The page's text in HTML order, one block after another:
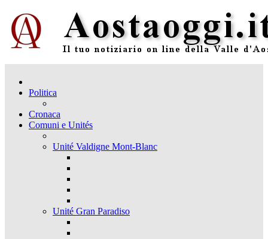
Politica
Cronaca
Comuni e Unités
Unité Valdigne Mont-Blanc
Unité Gran Paradiso